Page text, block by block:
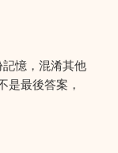
憶，混淆其他
是最後答案，